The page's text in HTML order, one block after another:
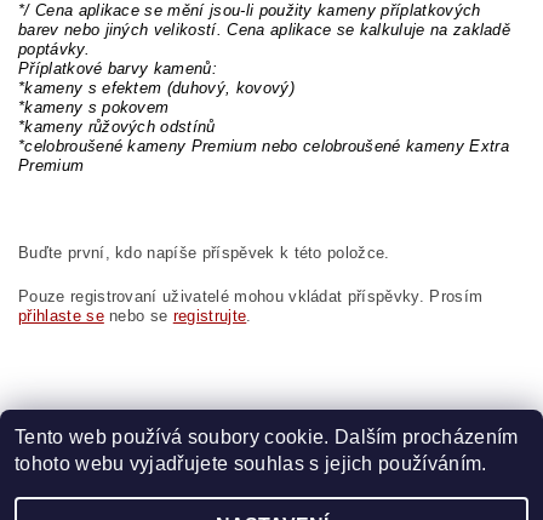
*/ Cena aplikace se mění jsou-li použity kameny příplatkových
barev nebo jiných velikostí. Cena aplikace se kalkuluje na zakladě
poptávky.
Příplatkové barvy kamenů:
*kameny s efektem (duhový, kovový)
*kameny s pokovem
*kameny růžových odstínů
*celobroušené kameny Premium nebo celobroušené kameny Extra
Premium
Buďte první, kdo napíše příspěvek k této položce.
Pouze registrovaní uživatelé mohou vkládat příspěvky. Prosím
přihlaste senebo se registrujte.
Zboží.cz | Heureka.cz | Vyšívací.cz | Crystalstyle.cz
Tento web používá soubory cookie. Dalším procházením
tohoto webu vyjadřujete souhlas s jejich používáním.